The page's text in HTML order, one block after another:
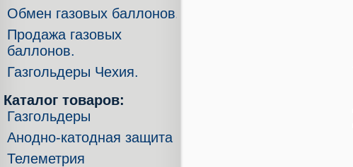
Обмен газовых баллонов.
Продажа газовых
баллонов.
Газгольдеры Чехия.
Каталог товаров:
Газгольдеры
Анодно-катодная защита
Телеметрия